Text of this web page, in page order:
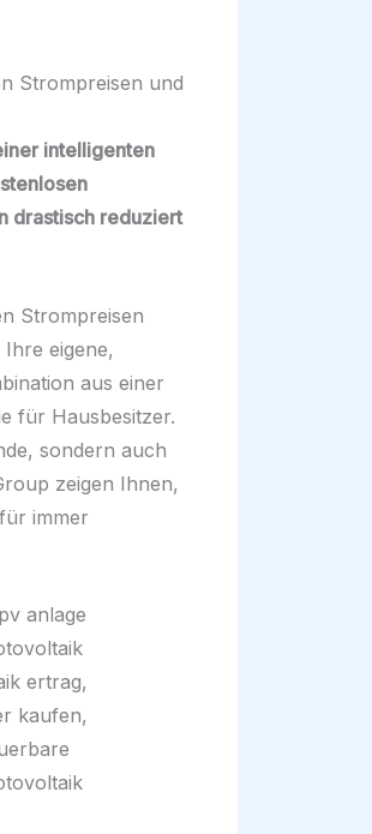
Strompreisen und
intelligenten
drastisch reduziert
Strompreisen
eigene,
aus einer
für Hausbesitzer.
sondern auch
zeigen Ihnen,
immer